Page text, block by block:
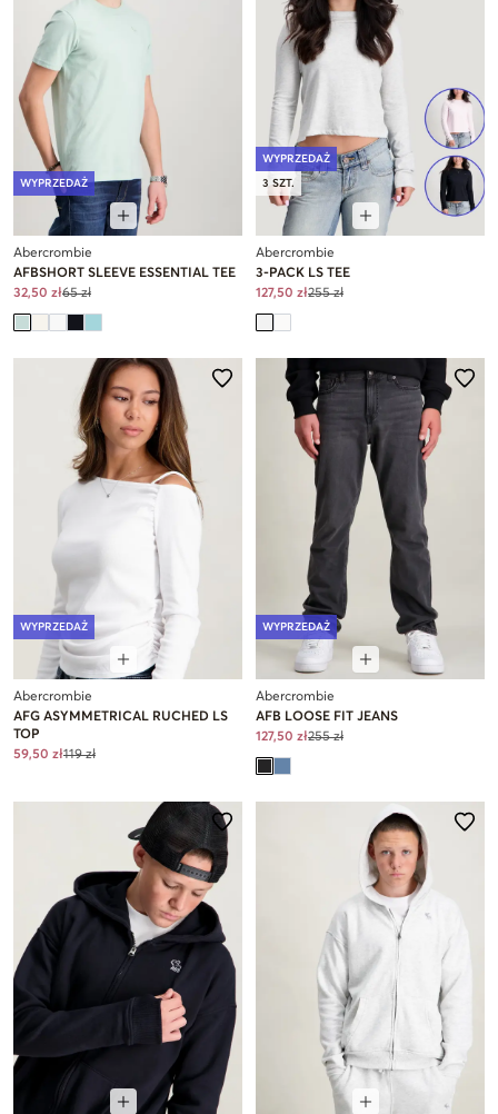
WYPRZEDAŻ
Abercrombie
AFBSHORT SLEEVE ESSENTIAL TEE
32,50 zł65 zł
WYPRZEDAŻ
3 SZT.
Abercrombie
3-PACK LS TEE
127,50 zł255 zł
WYPRZEDAŻ
Abercrombie
AFG ASYMMETRICAL RUCHED LS
TOP
59,50 zł119 zł
WYPRZEDAŻ
Abercrombie
AFB LOOSE FIT JEANS
127,50 zł255 zł